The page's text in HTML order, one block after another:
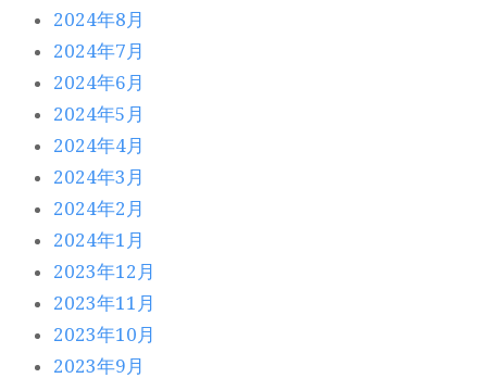
2024年8月
2024年7月
2024年6月
2024年5月
2024年4月
2024年3月
2024年2月
2024年1月
2023年12月
2023年11月
2023年10月
2023年9月